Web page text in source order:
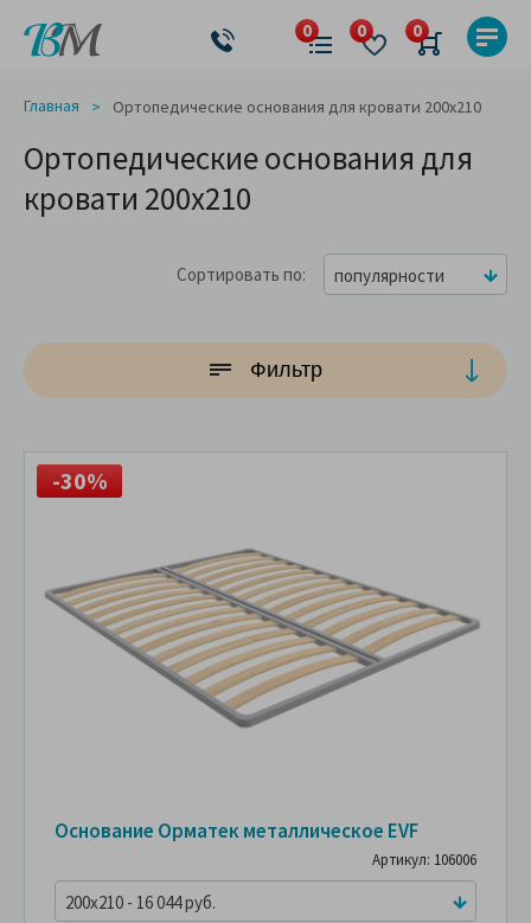
Главная Ортопедические основания для кровати 200x210
Ортопедические основания для
кровати 200x210
Сортировать по популярности
Фильтр
-30%
Основание Орматек металлическое EVF
Артикул: 106006
200x210 - 16 044 руб.